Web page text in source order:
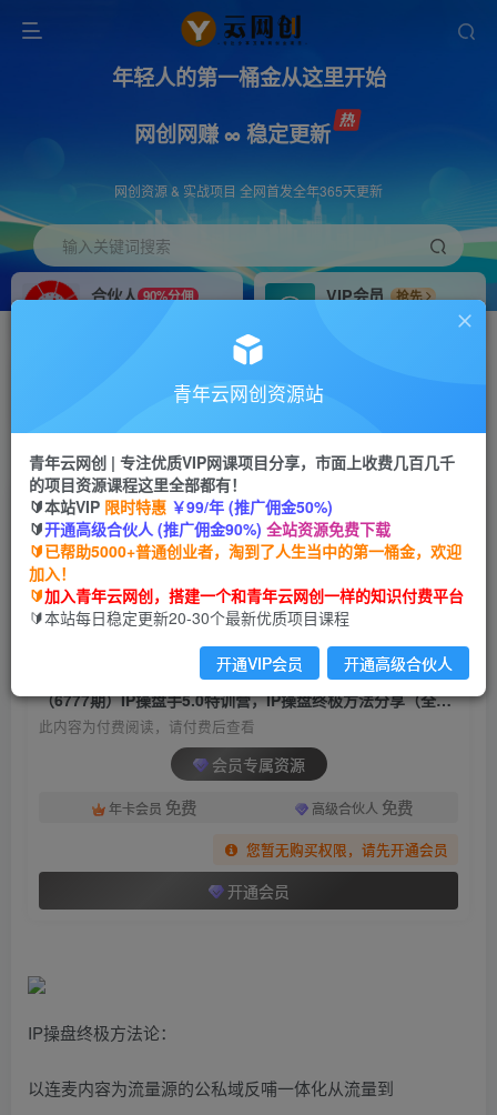
年轻人的第一桶金从这里开始
网创网赚 ∞ 稳定更新
网创资源 & 实战项目 全网首发全年365天更新
输入关键词搜索
合伙人 90%分佣
VIP会员
抢先
搭建同款网站，自己当老板
首页 创业课程 会员专属 正文
（6777期）IP操盘手5.0特训营，IP操盘终极方法
分享（全套教程）
青年云网创
2年前发布
关注 私信
（6777期）IP操盘手5.0特训营，IP操盘终极方法分享（全套教程）
此内容为付费阅读，请付费后查看
会员专属资源
年卡会员 免费 高级合伙人 免费
您暂无购买权限，请先开通会员
开通会员
IP操盘终极方法论：
以连麦内容为流量源的公私域反哺一体化从流量到
青年云网创资源站
青年云网创 | 专注优质VIP网课项目分享，市面上收费几百几千
的项目资源课程这里全部都有！
🔰本站VIP 限时特惠 ￥99/年 (推广佣金50%)
🔰开通高级合伙人 (推广佣金90%) 全站资源免费下载
🔰已帮助5000+普通创业者，淘到了人生当中的第一桶金，欢迎
加入！
🔰加入青年云网创，搭建一个和青年云网创一样的知识付费平台
🔰本站每日稳定更新20-30个最新优质项目课程
开通VIP会员 开通高级合伙人